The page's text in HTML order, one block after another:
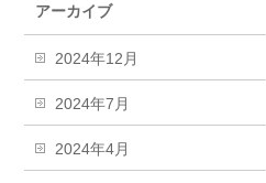
アーカイブ
2024年12月
2024年7月
2024年4月